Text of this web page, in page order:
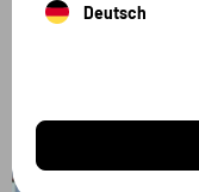
Deutsch